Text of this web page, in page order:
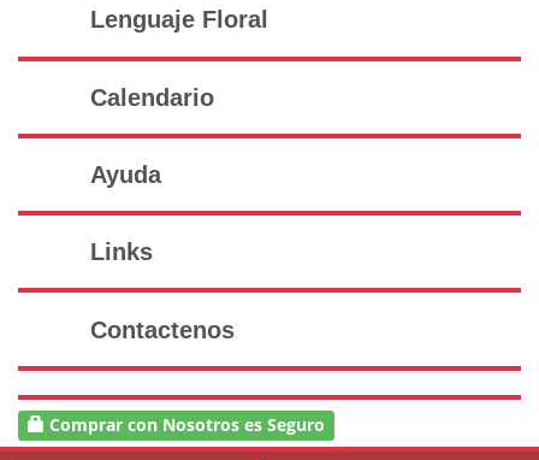
Lenguaje Floral
Calendario
Ayuda
Links
Contactenos
Comprar con Nosotros es Seguro